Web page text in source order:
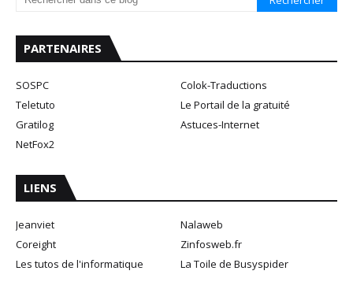
PARTENAIRES
SOSPC
Colok-Traductions
Teletuto
Le Portail de la gratuité
Gratilog
Astuces-Internet
NetFox2
LIENS
Jeanviet
Nalaweb
Coreight
Zinfosweb.fr
Les tutos de l'informatique
La Toile de Busyspider